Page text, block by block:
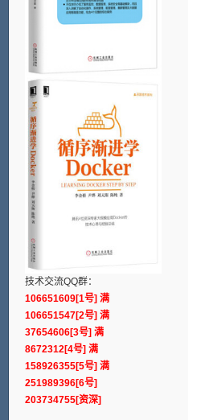
技术交流QQ群：
106651609[1号] 满
106651547[2号] 满
37654606[3号] 满
8672312[4号] 满
158926355[5号] 满
251989396[6号]
203734755[资深]